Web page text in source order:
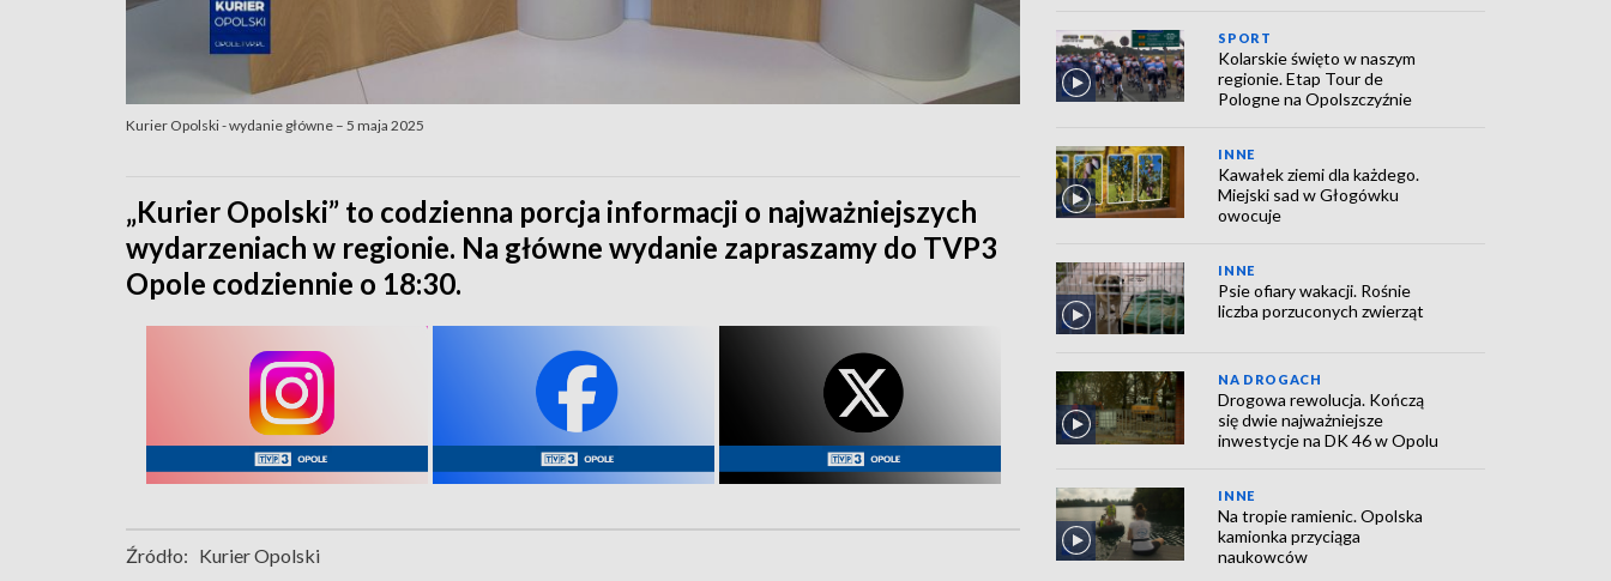
Kurier Opolski - wydanie główne – 5 maja 2025
„Kurier Opolski” to codzienna porcja informacji o najważniejszych
wydarzeniach w regionie. Na główne wydanie zapraszamy do TVP3
Opole codziennie o 18:30.
Źródło: Kurier Opolski
SPORT
Kolarskie święto w naszym
regionie. Etap Tour de
Pologne na Opolszczyźnie
INNE
Kawałek ziemi dla każdego.
Miejski sad w Głogówku
owocuje
INNE
Psie ofiary wakacji. Rośnie
liczba porzuconych zwierząt
NA DROGACH
Drogowa rewolucja. Kończą
się dwie najważniejsze
inwestycje na DK 46 w Opolu
INNE
Na tropie ramienic. Opolska
kamionka przyciąga
naukowców